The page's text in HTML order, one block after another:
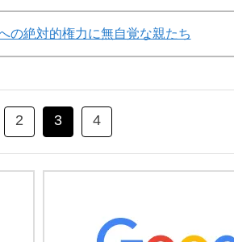
の絶対的権力に無自覚な親たち
2 3 4